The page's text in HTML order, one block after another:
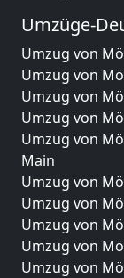
Umzüge-
Umzug von
Umzug von
Umzug von
Umzug von
Umzug von
Main
Umzug von
Umzug von
Umzug von
Umzug von
Umzug von